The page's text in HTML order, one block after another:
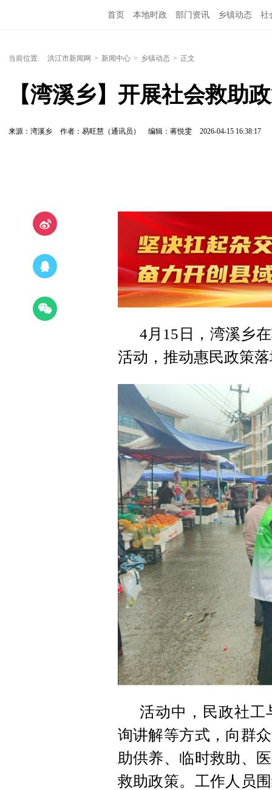
首页 本地时政 部门资讯 乡镇动态 社
当前位置: 洪江市新闻网 > 新闻中心 > 乡镇动态 > 正文
【湾溪乡】开展社会救助
来源：湾溪乡 作者：易旺慧（通讯员） 编辑：蒋悦雯 2026-04-15 16:38:17
4月15日，湾溪乡
活动，推动惠民政策
活动中，民政社工
询讲解等方式，向群
助供养、临时救助、
救助政策。工作人员